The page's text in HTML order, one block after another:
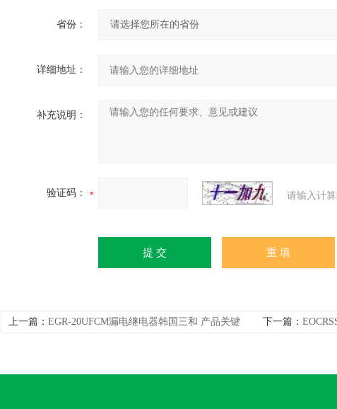
省份：
详细地址：
补充说明：
验证码： 请输入计
上一篇： EGR-20UFCM漏电继电器韩国三和 产品关键
下一篇：